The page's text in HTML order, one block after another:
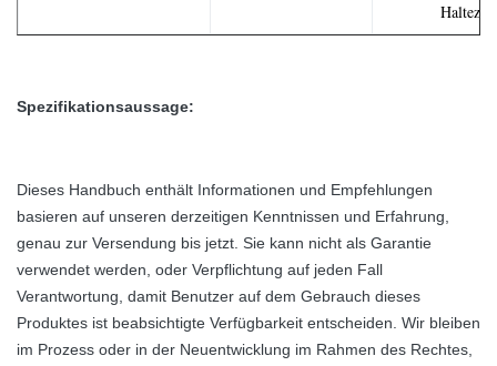
Spezifikationsaussage:
Dieses Handbuch enthält Informationen und Empfehlungen
basieren auf unseren derzeitigen Kenntnissen und Erfahrung,
genau zur Versendung bis jetzt. Sie kann nicht als Garantie
verwendet werden, oder Verpflichtung auf jeden Fall
Verantwortung, damit Benutzer auf dem Gebrauch dieses
Produktes ist beabsichtigte Verfügbarkeit entscheiden. Wir bleiben
im Prozess oder in der Neuentwicklung im Rahmen des Rechtes,